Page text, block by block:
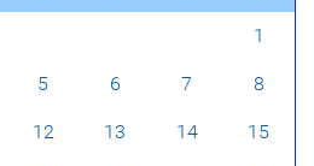
1
5 6 7 8
12 13 14 15